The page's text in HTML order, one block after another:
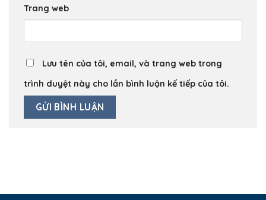
Trang web
Lưu tên của tôi, email, và trang web trong
trình duyệt này cho lần bình luận kế tiếp của tôi.